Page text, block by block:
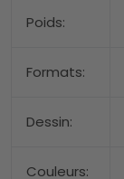
Poids:
Formats:
Dessin:
Couleurs: